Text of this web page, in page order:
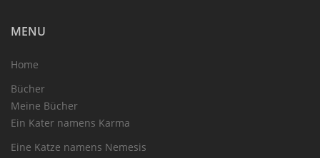
MENU
Home
Bücher
Meine Bücher
Ein Kater namens Karma
Eine Katze namens Nemesis